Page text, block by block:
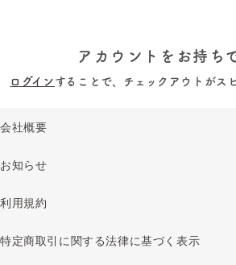
アカウントをお持ち
ログインすることで、チェックアウトがス
会社概要
お知らせ
利用規約
特定商取引に関する法律に基づく表示